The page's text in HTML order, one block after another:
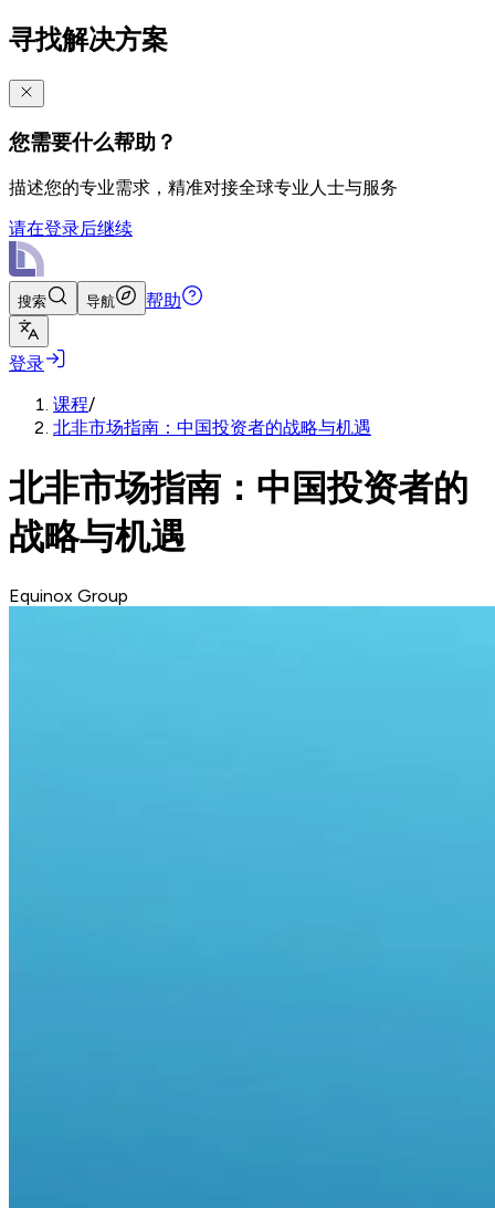
寻找解决方案
您需要什么帮助？
描述您的专业需求，精准对接全球专业人士与服务
请在登录后继续
搜索 导航 帮助
登录
课程/
北非市场指南：中国投资者的战略与机遇
北非市场指南：中国投资者的
战略与机遇
Equinox Group